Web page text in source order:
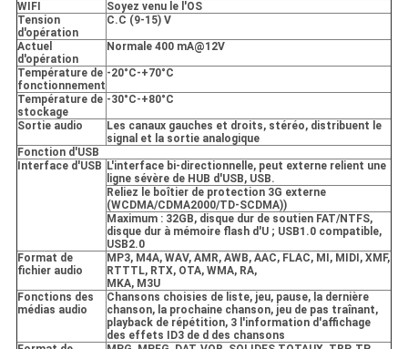
WIFI
Soyez venu le l'OS
Tension
d'opération
C.C (9-15) V
Actuel
d'opération
Normale 400 mA@12V
Température de
fonctionnement
-20°C-+70°C
Température de
stockage
-30°C-+80°C
Sortie audio
Les canaux gauches et droits, stéréo, distribuent le
signal et la sortie analogique
Fonction d'USB
Interface d'USB L'interface bi-directionnelle, peut externe relient une
ligne sévère de HUB d'USB, USB.
Reliez le boîtier de protection 3G externe
(WCDMA/CDMA2000/TD-SCDMA))
Maximum : 32GB, disque dur de soutien FAT/NTFS,
disque dur à mémoire flash d'U ; USB1.0 compatible,
USB2.0
Format de
fichier audio
MP3, M4A, WAV, AMR, AWB, AAC, FLAC, MI, MIDI, XMF,
RTTTL, RTX, OTA, WMA, RA,
MKA, M3U
Fonctions des
médias audio
Chansons choisies de liste, jeu, pause, la dernière
chanson, la prochaine chanson, jeu de pas traînant,
playback de répétition, 3 l'information d'affichage
des effets ID3 de d des chansons